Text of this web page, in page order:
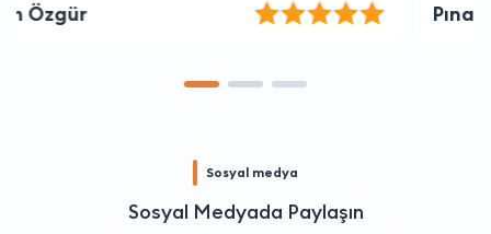
Pınar Sözer
Sosyal medya
Sosyal Medyada Paylaşın